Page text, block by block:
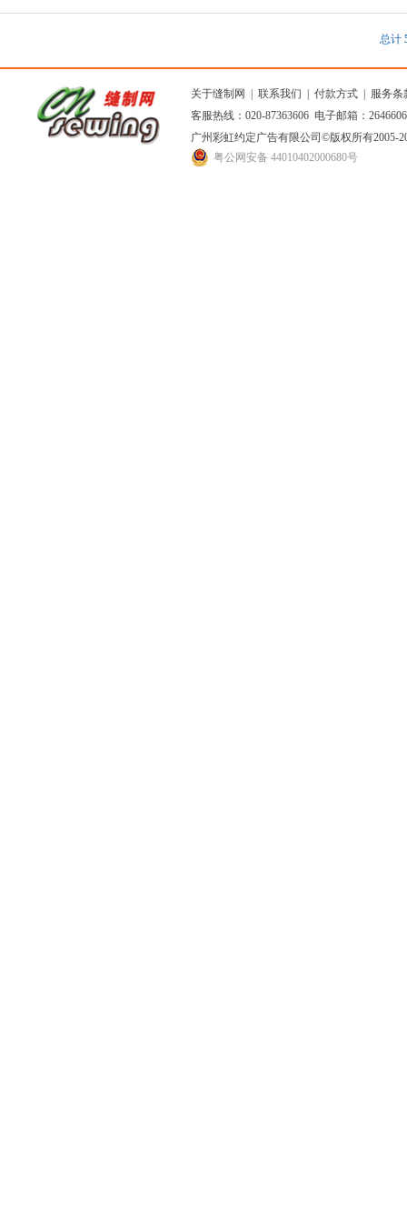
总计
关于缝制网 联系我们 付款方式
服务条
客服热线：020-87363606 电子邮箱：
广州彩虹约定广告有限公司 ©版权所有2005-
粤公网安备 44010402000680号